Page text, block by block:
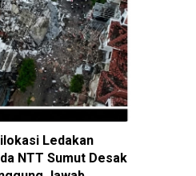
Ledakan
NTT Sumut Desak